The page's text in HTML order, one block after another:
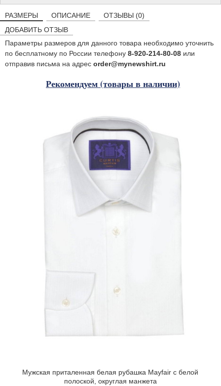
РАЗМЕРЫ ОПИСАНИЕ
ОТЗЫВЫ (0)
ДОБАВИТЬ ОТЗЫВ
Параметры размеров для данного товара необходимо уточнить
по бесплатному по России телефону 8-920-214-80-08 или
отправив письма на адрес order@mynewshirt.ru
Рекомендуем (товары в наличии)
Мужская приталенная белая рубашка Mayfair c белой
полоской, округлая манжета